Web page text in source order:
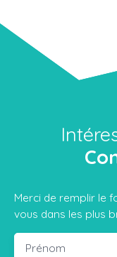
Merci de remplir le
vous dans les plus
Prénom